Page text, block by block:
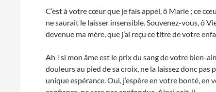
C’est à votre cœur que je fais appel, ô Marie ; ce
ne saurait le laisser insensible. Souvenez-vous, ô
devenue ma mère, que j’ai reçu ce titre de votre
Ah ! si mon âme est le prix du sang de votre bien-
douleurs au pied de sa croix, ne la laissez donc
unique espérance. Oui, j’espère en votre bonté, en